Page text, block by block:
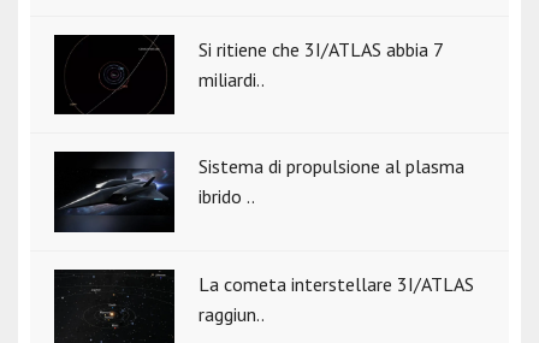
Si ritiene che 3I/ATLAS abbia 7
miliardi..
Sistema di propulsione al plasma
ibrido ..
La cometa interstellare 3I/ATLAS
raggiun..